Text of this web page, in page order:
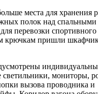
места для хранения
полок над
перевозки
крючкам пришли
светильники, мониторы,
вызова проводника и